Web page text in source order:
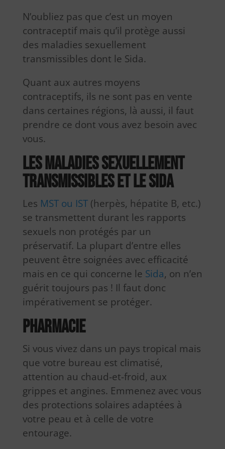
N’oubliez pas que c’est un moyen
contraceptif mais qu’il protège aussi
des maladies sexuellement
transmissibles dont le Sida.
Quant aux autres moyens
contraceptifs, ils ne sont pas en vente
dans certaines régions, là aussi, il faut
prendre ce dont vous avez besoin avec
vous.
Les maladies sexuellement
transmissibles et le SIDA
Les MST ou IST(herpès, hépatite B, etc.)
se transmettent durant les rapports
sexuels non protégés par un
préservatif. La plupart d’entre elles
peuvent être soignées avec efficacité
mais en ce qui concerne le Sida, on n’en
guérit toujours pas ! Il faut donc
impérativement se protéger.
Pharmacie
Si vous vivez dans un pays tropical mais
que votre bureau est climatisé,
attention au chaud-et-froid, aux
grippes et angines. Emmenez avec vous
des protections solaires adaptées à
votre peau et à celle de votre
entourage.